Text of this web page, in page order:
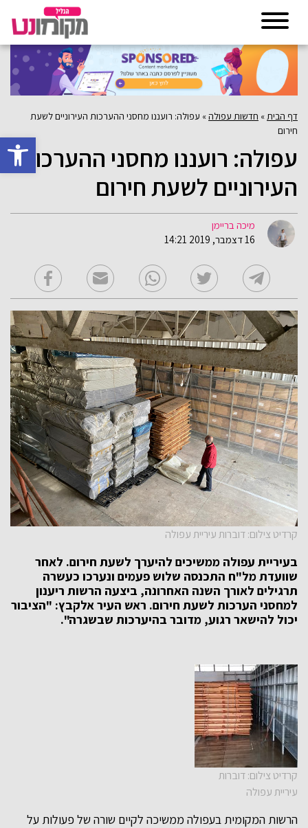
פתח
דף הבית » חדשות עפולה» עפולה: רועננו מחסני ההערכות העירוניים לשעת
חירום
עפולה: רועננו מחסני ההערכות
העירוניים לשעת חירום
מיכה בריימן
16 דצמבר, 2019 14:21
קרדיט צילום: דוברות עיריית עפולה
בעיריית עפולה ממשיכים להיערך לשעת חירום. לאחר
שוועדת מל"ח התכנסה שלוש פעמים ונערכו כעשרה
תרגילים לאורך השנה האחרונה, ביצעה הרשות ריענון
למחסני הערכות לשעת חירום. ראש העיר אלקבץ: "הציבור
יכול להישאר רגוע, מדובר בהיערכות שבשגרה".
קרדיט צילום: דוברות
עיריית עפולה
הרשות המקומית בעפולה ממשיכה לקיים שורה של פעולות על